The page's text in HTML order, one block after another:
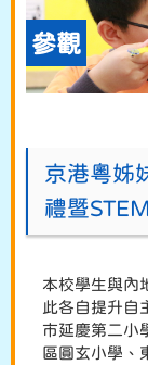
參觀
京港粵姊
禮暨
本校學生與內
此各自提升自
市延慶第二小
區圓玄小學、